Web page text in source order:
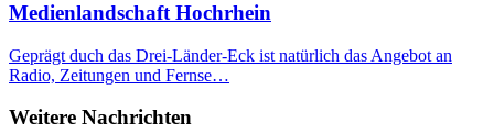
Medienlandschaft Hochrhein
Geprägt duch das Drei-Länder-Eck ist natürlich das Angebot an
Radio, Zeitungen und Fernse…
Weitere Nachrichten